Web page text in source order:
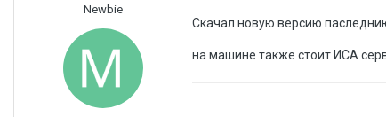
Newbie
Скачал новую версию
на машине также стоит ИСА